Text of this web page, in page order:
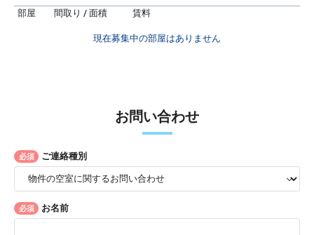
部屋 間取り / 面積 賃料
現在募集中の部屋はありません
お問い合わせ
必須 ご連絡種別
必須 お名前